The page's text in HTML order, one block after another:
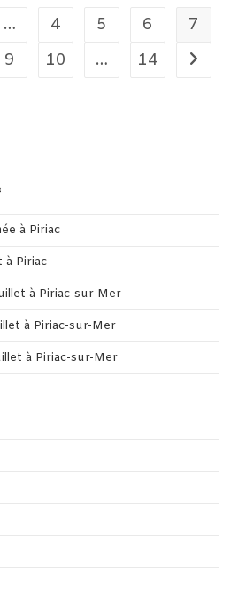
page
… 4 5 6
7
9 10 … 14 Aller à
à Piriac
à Piriac
à Piriac-sur-Mer
à Piriac-sur-Mer
à Piriac-sur-Mer